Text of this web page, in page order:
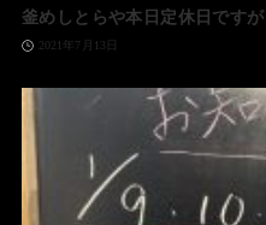
釜めしとらや本日定休日ですが
2021年7月13日